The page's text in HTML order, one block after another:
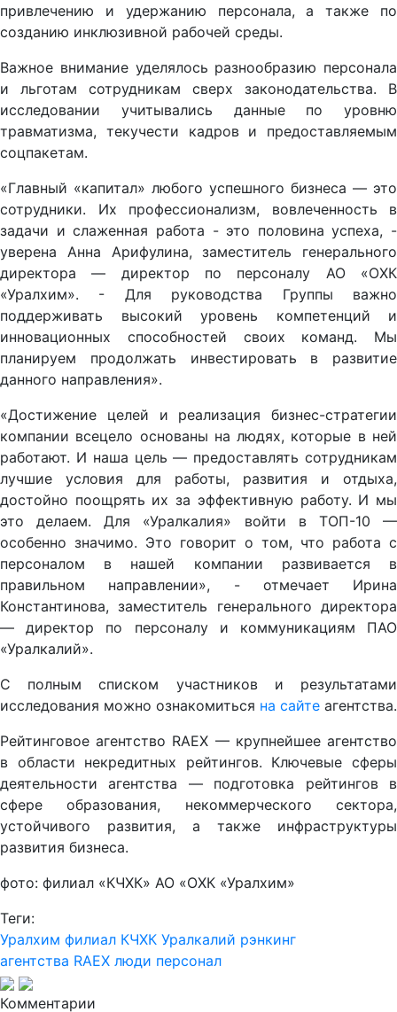
привлечению и удержанию персонала, а также по
созданию инклюзивной рабочей среды.
Важное внимание уделялось разнообразию персонала
и льготам сотрудникам сверх законодательства. В
исследовании учитывались данные по уровню
травматизма, текучести кадров и предоставляемым
соцпакетам.
«Главный «капитал» любого успешного бизнеса — это
сотрудники. Их профессионализм, вовлеченность в
задачи и слаженная работа - это половина успеха, -
уверена Анна Арифулина, заместитель генерального
директора — директор по персоналу АО «ОХК
«Уралхим». - Для руководства Группы важно
поддерживать высокий уровень компетенций и
инновационных способностей своих команд. Мы
планируем продолжать инвестировать в развитие
данного направления».
«Достижение целей и реализация бизнес-стратегии
компании всецело основаны на людях, которые в ней
работают. И наша цель — предоставлять сотрудникам
лучшие условия для работы, развития и отдыха,
достойно поощрять их за эффективную работу. И мы
это делаем. Для «Уралкалия» войти в ТОП-10 —
особенно значимо. Это говорит о том, что работа с
персоналом в нашей компании развивается в
правильном направлении», - отмечает Ирина
Константинова, заместитель генерального директора
— директор по персоналу и коммуникациям ПАО
«Уралкалий».
С полным списком участников и результатами
исследования можно ознакомиться на сайте агентства.
Рейтинговое агентство RAEX — крупнейшее агентство
в области некредитных рейтингов. Ключевые сферы
деятельности агентства — подготовка рейтингов в
сфере образования, некоммерческого сектора,
устойчивого развития, а также инфраструктуры
развития бизнеса.
фото: филиал «КЧХК» АО «ОХК «Уралхим»
Теги:
Уралхим филиал КЧХК Уралкалий рэнкинг
агентства RAEX люди персонал
Комментарии